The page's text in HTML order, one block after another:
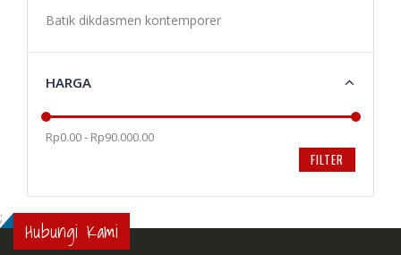
Batik dikdasmen kontemporer
HARGA
Rp0.00 - Rp90.000.00
FILTER
; Hubungi Kami